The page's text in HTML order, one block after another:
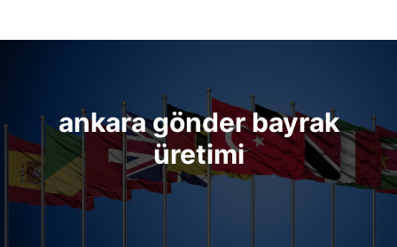
ankara gönder bayrak
üretimi